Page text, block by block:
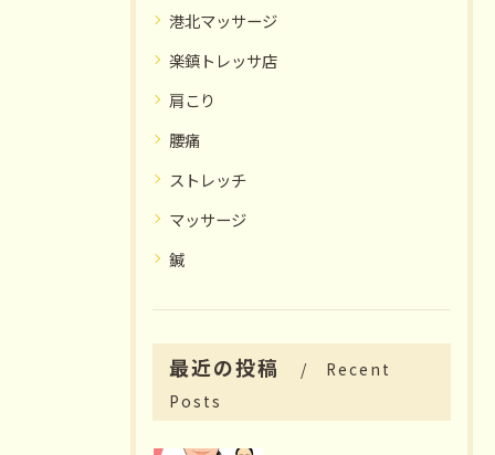
港北マッサージ
楽鎮トレッサ店
肩こり
腰痛
ストレッチ
マッサージ
鍼
最近の投稿
Recent
Posts